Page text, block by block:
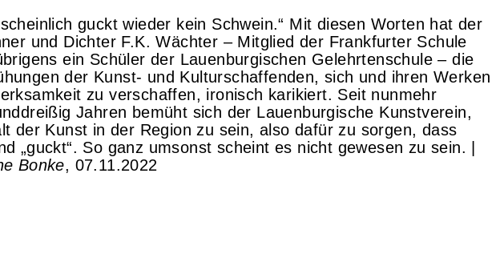
guckt wieder kein Schwein.“ Mit diesen Worten hat der
und Dichter F.K. Wächter – Mitglied der Frankfurter Schule
ein Schüler der Lauenburgischen Gelehrtenschule – die
der Kunst- und Kulturschaffenden, sich und ihren Werken
zu verschaffen, ironisch karikiert. Seit nunmehr
Jahren bemüht sich der Lauenburgische Kunstverein,
der Kunst in der Region zu sein, also dafür zu sorgen, dass
„guckt“. So ganz umsonst scheint es nicht gewesen zu sein. |
Bonke, 07.11.2022